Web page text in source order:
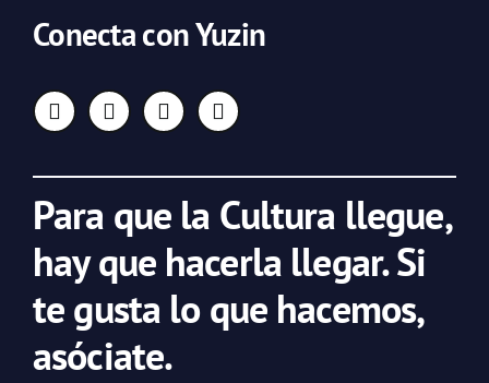
Conecta con Yuzin
Para que la Cultura llegue,
hay que hacerla llegar. Si
te gusta lo que hacemos,
asóciate.